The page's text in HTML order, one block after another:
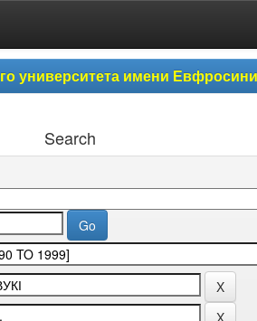
университета имени
Search